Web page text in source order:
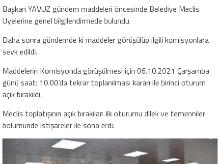
Başkan YAVUZ gündem maddeleri öncesinde Belediye Meclis
Üyelerine genel bilgilendirmede bulundu.
Daha sonra gündemde ki maddeler görüşülüp ilgili komisyonlara
sevk edildi.
Maddelerin Komisyonda görüşülmesi için 06.10.2021 Çarşamba
günü saat: 10.00’da tekrar toplanılması kararı ile birinci oturum
açık bırakıldı.
Meclis toplatışının açık bırakılan ilk oturumu dilek ve temenniler
bölümünde istişareler ile sona erdi.